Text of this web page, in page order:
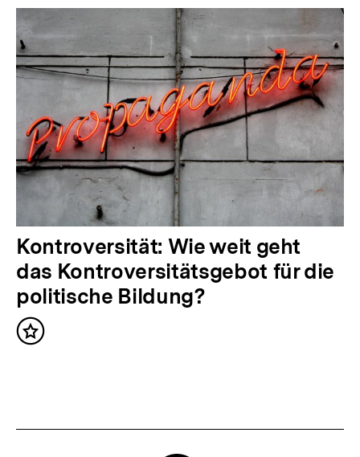
r
i
g
I
n
h
l
t
:
N
ä
c
h
s
Kontroversität: Wie weit geht
das Kontroversitätsgebot für die
politische Bildung?
Inhalt